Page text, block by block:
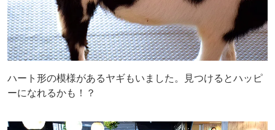
ハート形の模様があるヤギもいました。見つけるとハッピ
ーになれるかも！？